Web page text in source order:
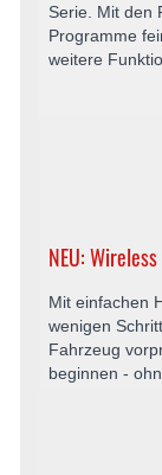
Serie. Mit den
Programme
weitere
NEU:
Mit einfachen
wenigen
Fahrzeug
beginnen -